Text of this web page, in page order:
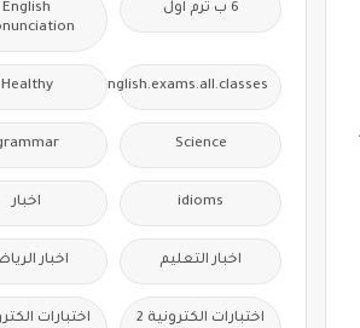
6 ب ترم اول
English
Free.English.exams.all.classes
Healthy
Science
idioms اخبار
اخبار التعليم اخبار
اختبارات الكترونية 2